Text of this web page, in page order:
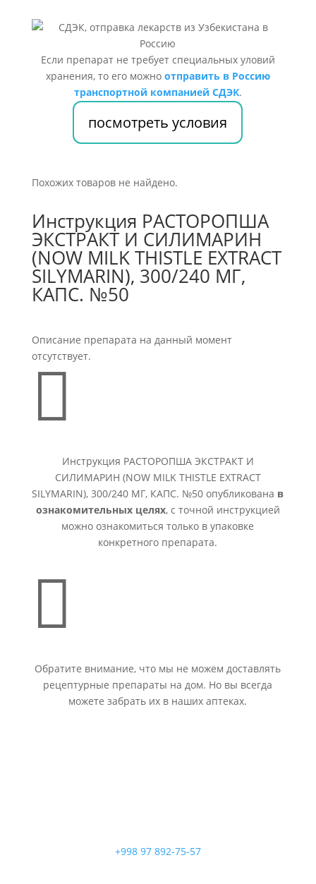
Если препарат не требует специальных уловий
хранения, то его можно отправить в Россию
транспортной компанией СДЭК.
посмотреть условия
Похожих товаров не найдено.
Инструкция РАСТОРОПША
ЭКСТРАКТ И СИЛИМАРИН
(NOW MILK THISTLE EXTRACT
SILYMARIN), 300/240 МГ,
КАПС. №50
Описание препарата на данный момент
отсутствует.

Инструкция РАСТОРОПША ЭКСТРАКТ И
СИЛИМАРИН (NOW MILK THISTLE EXTRACT
SILYMARIN), 300/240 МГ, КАПС. №50 опубликована в
ознакомительных целях, с точной инструкцией
можно ознакомиться только в упаковке
конкретного препарата.

Обратите внимание, что мы не можем доставлять
рецептурные препараты на дом. Но вы всегда
можете забрать их в наших аптеках.
+998 97 892-75-57